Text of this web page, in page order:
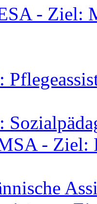
- Ziel:
- Ziel: